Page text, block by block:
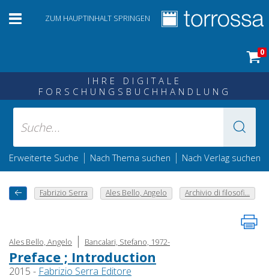
ZUM HAUPTINHALT SPRINGEN
0
IHRE DIGITALE
FORSCHUNGSBUCHHANDLUNG
Erweiterte Suche | Nach Thema suchen | Nach Verlag suchen
Fabrizio Serra Ales Bello, Angelo Archivio di filosofi...
Ales Bello, Angelo | Bancalari, Stefano, 1972-
Preface ; Introduction
2015 - Fabrizio Serra Editore